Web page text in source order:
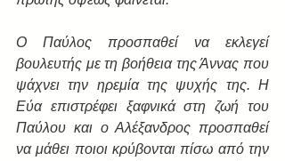
Ο Παύλος προσπαθεί να εκλεγεί
βουλευτής με τη βοήθεια της Άννας που
ψάχνει την ηρεμία της ψυχής της. Η
Εύα επιστρέφει ξαφνικά στη ζωή του
Παύλου και ο Αλέξανδρος προσπαθεί
να μάθει ποιοι κρύβονται πίσω από την